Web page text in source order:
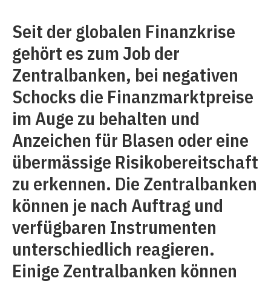
Seit der globalen Finanzkrise
gehört es zum Job der
Zentralbanken, bei negativen
Schocks die Finanzmarktpreise
im Auge zu behalten und
Anzeichen für Blasen oder eine
übermässige Risikobereitschaft
zu erkennen. Die Zentralbanken
können je nach Auftrag und
verfügbaren Instrumenten
unterschiedlich reagieren.
Einige Zentralbanken können